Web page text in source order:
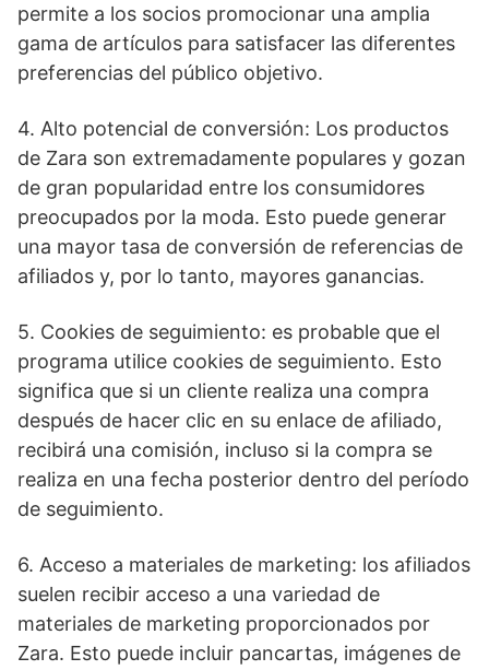
permite a los socios promocionar una amplia
gama de artículos para satisfacer las diferentes
preferencias del público objetivo.
4. Alto potencial de conversión: Los productos
de Zara son extremadamente populares y gozan
de gran popularidad entre los consumidores
preocupados por la moda. Esto puede generar
una mayor tasa de conversión de referencias de
afiliados y, por lo tanto, mayores ganancias.
5. Cookies de seguimiento: es probable que el
programa utilice cookies de seguimiento. Esto
significa que si un cliente realiza una compra
después de hacer clic en su enlace de afiliado,
recibirá una comisión, incluso si la compra se
realiza en una fecha posterior dentro del período
de seguimiento.
6. Acceso a materiales de marketing: los afiliados
suelen recibir acceso a una variedad de
materiales de marketing proporcionados por
Zara. Esto puede incluir pancartas, imágenes de